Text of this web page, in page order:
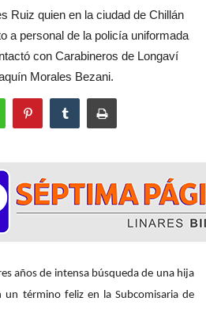
Ruiz quien en la ciudad de Chillán
a personal de la policía uniformada
con Carabineros de Longaví
Morales Bezani.
búsqueda de una hija
un término feliz en la Subcomisaria de